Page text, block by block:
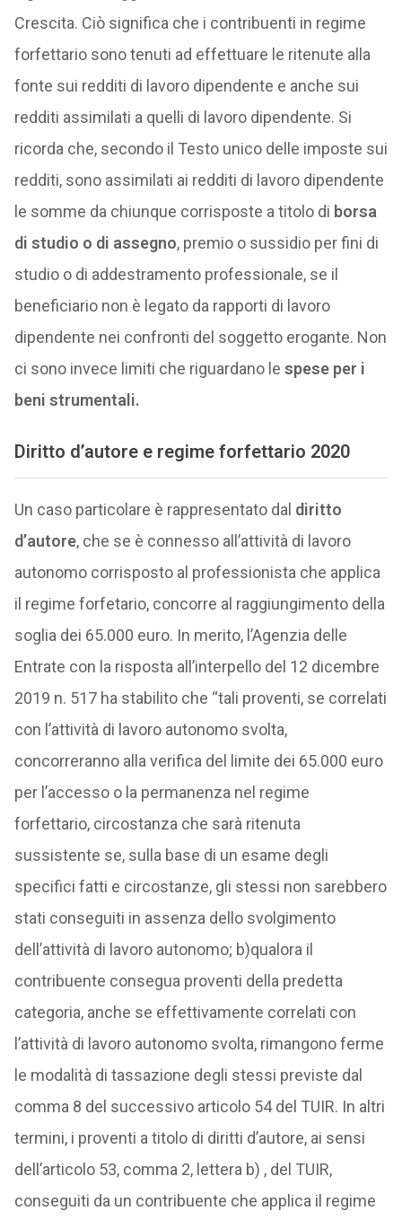
Crescita. Ciò significa che i contribuenti in regime
forfettario sono tenuti ad effettuare le ritenute alla
fonte sui redditi di lavoro dipendente e anche sui
redditi assimilati a quelli di lavoro dipendente. Si
ricorda che, secondo il Testo unico delle imposte sui
redditi, sono assimilati ai redditi di lavoro dipendente
le somme da chiunque corrisposte a titolo di borsa
di studio o di assegno, premio o sussidio per fini di
studio o di addestramento professionale, se il
beneficiario non è legato da rapporti di lavoro
dipendente nei confronti del soggetto erogante. Non
ci sono invece limiti che riguardano le spese per i
beni strumentali.
Diritto d’autore e regime forfettario 2020
Un caso particolare è rappresentato dal diritto
d’autore, che se è connesso all’attività di lavoro
autonomo corrisposto al professionista che applica
il regime forfetario, concorre al raggiungimento della
soglia dei 65.000 euro. In merito, l’Agenzia delle
Entrate con la risposta all’interpello del 12 dicembre
2019 n. 517 ha stabilito che “tali proventi, se correlati
con l’attività di lavoro autonomo svolta,
concorreranno alla verifica del limite dei 65.000 euro
per l’accesso o la permanenza nel regime
forfettario, circostanza che sarà ritenuta
sussistente se, sulla base di un esame degli
specifici fatti e circostanze, gli stessi non sarebbero
stati conseguiti in assenza dello svolgimento
dell’attività di lavoro autonomo; b)qualora il
contribuente consegua proventi della predetta
categoria, anche se effettivamente correlati con
l’attività di lavoro autonomo svolta, rimangono ferme
le modalità di tassazione degli stessi previste dal
comma 8 del successivo articolo 54 del TUIR. In altri
termini, i proventi a titolo di diritti d’autore, ai sensi
dell’articolo 53, comma 2, lettera b) , del TUIR,
conseguiti da un contribuente che applica il regime